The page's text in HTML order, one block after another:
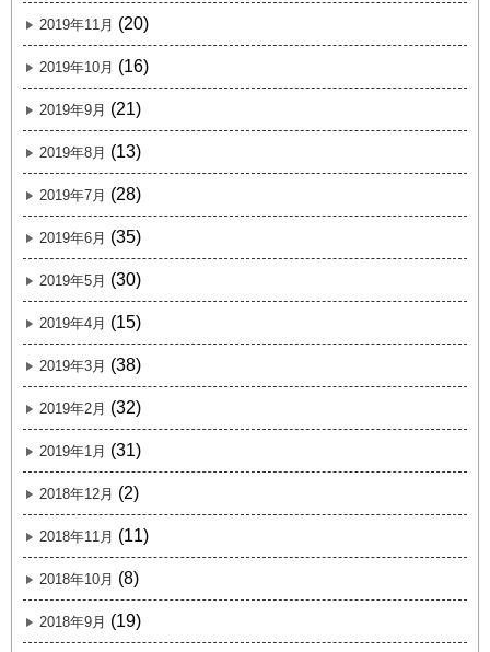
2019年11月 (20)
2019年10月 (16)
2019年9月 (21)
2019年8月 (13)
2019年7月 (28)
2019年6月 (35)
2019年5月 (30)
2019年4月 (15)
2019年3月 (38)
2019年2月 (32)
2019年1月 (31)
2018年12月 (2)
2018年11月 (11)
2018年10月 (8)
2018年9月 (19)